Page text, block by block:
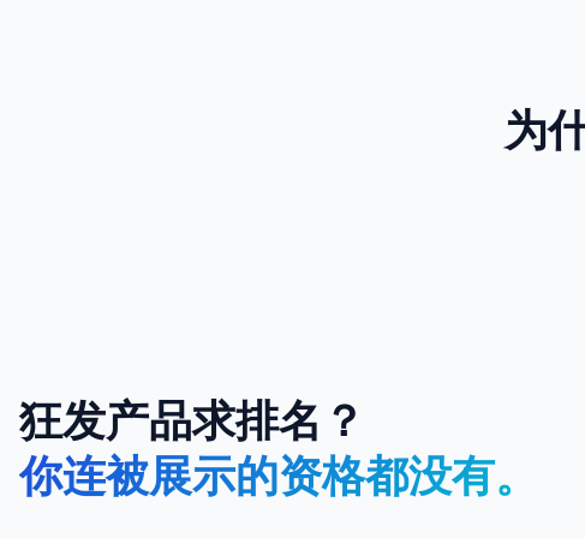
为
狂发产品求排名？
你连被展示的资格都没有。